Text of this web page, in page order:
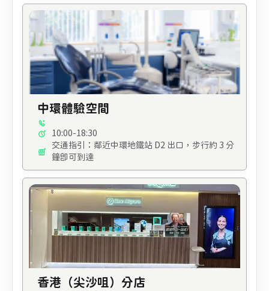
中環體驗空間
10:00-18:30
交通指引：鄰近中環地鐵站 D2 出口，步行約 3 分
鐘即可到達
香港（尖沙咀）分店